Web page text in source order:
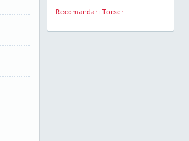
Recomandari Torser